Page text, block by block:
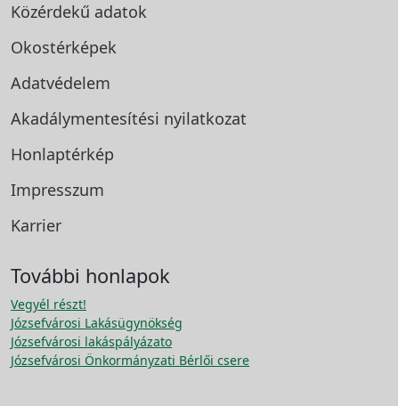
Közérdekű adatok
Okostérképek
Adatvédelem
Akadálymentesítési nyilatkozat
Honlaptérkép
Impresszum
Karrier
További honlapok
Vegyél részt!
Józsefvárosi Lakásügynökség
Józsefvárosi lakáspályázato
Józsefvárosi Önkormányzati Bérlői csere